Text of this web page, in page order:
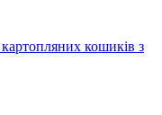
кошиків з